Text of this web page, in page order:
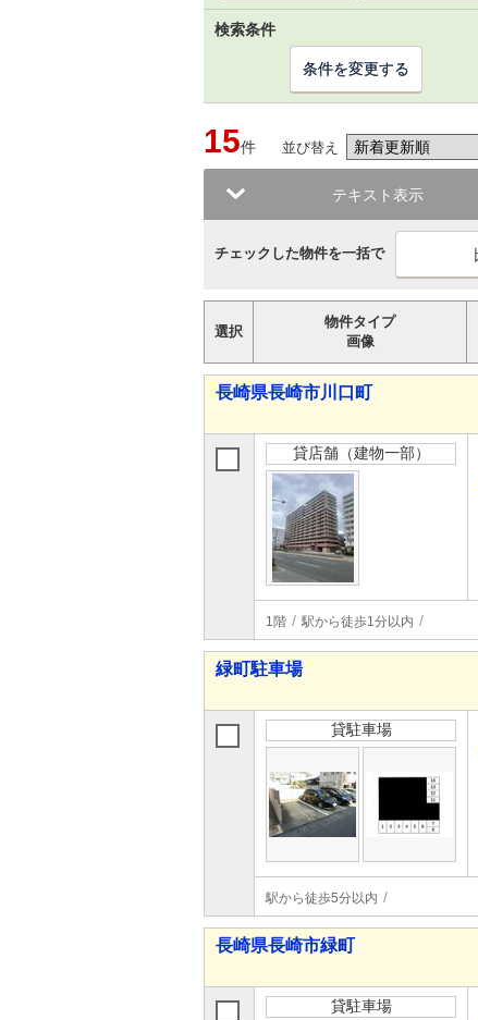
検索条件
条件を変更する
15件 並び替え
テキスト表示
チェックした物件を一括で
選択
物件タイプ
画像
長崎県長崎市川口町
貸店舗（建物一部）
1階 駅から徒歩1分以内
緑町駐車場
貸駐車場
駅から徒歩5分以内
長崎県長崎市緑町
貸駐車場